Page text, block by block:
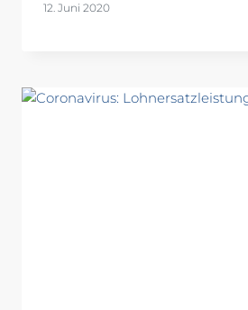
12. Juni 2020